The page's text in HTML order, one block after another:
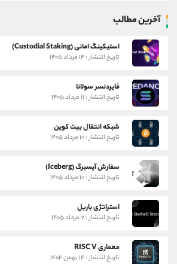
آخرین مطالب
استیکینگ امانی (Custodial Staking)
تاریخ انتشار : ۱۴ مرداد ۱۴۰۵
فایردنسر سولانا
تاریخ انتشار : ۱۱ مرداد ۱۴۰۵
شبکه انتقال بیت کوین
تاریخ انتشار : ۱۰ مرداد ۱۴۰۵
سفارش آیسبرگ (Iceberg)
تاریخ انتشار : ۱۰ مرداد ۱۴۰۵
استراتژی باربل
تاریخ انتشار : ۷ مرداد ۱۴۰۵
معماری RISC V
تاریخ انتشار : ۱۴ بهمن ۱۴۰۴